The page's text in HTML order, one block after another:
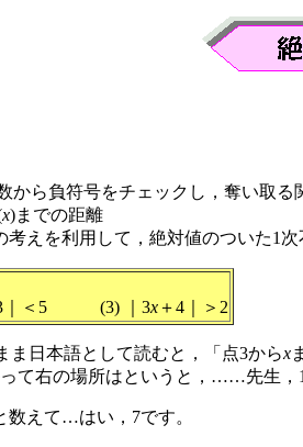
から負符号をチェックし，奪い取
x)までの距離
えを利用して，絶対値のついた1次
3｜＜5 (3) ｜3x＋4｜＞2
ま日本語として読むと，「点3からx
て右の場所はというと，……先生
えて…はい，7です。